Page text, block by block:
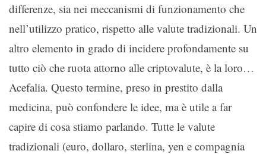
differenze, sia nei meccanismi di funzionamento che
nell’utilizzo pratico, rispetto alle valute tradizionali. Un
altro elemento in grado di incidere profondamente su
tutto ciò che ruota attorno alle criptovalute, è la loro…
Acefalia. Questo termine, preso in prestito dalla
medicina, può confondere le idee, ma è utile a far
capire di cosa stiamo parlando. Tutte le valute
tradizionali (euro, dollaro, sterlina, yen e compagnia